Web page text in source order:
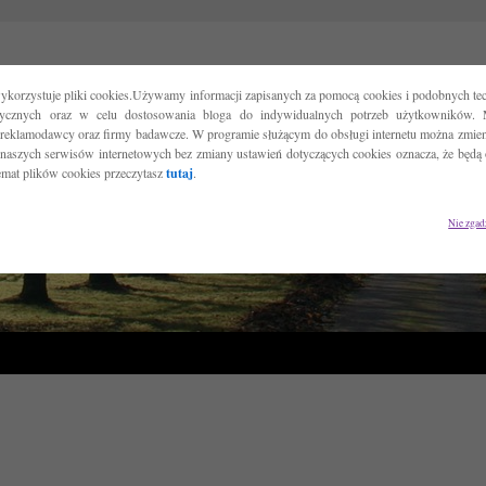
pliki cookies.Używamy informacji zapisanych za pomocą cookies i podobnych
oraz w celu dostosowania bloga do indywidualnych potrzeb użytkowników.
oraz firmy badawcze. W programie służącym do obsługi internetu można
serwisów internetowych bez zmiany ustawień dotyczących cookies oznacza, że będą
plików cookies przeczytasztutaj.
Nie